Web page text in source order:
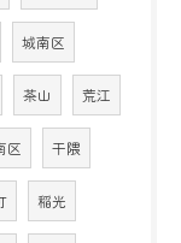
城南区
茶山 荒江
区 干隈
稲光